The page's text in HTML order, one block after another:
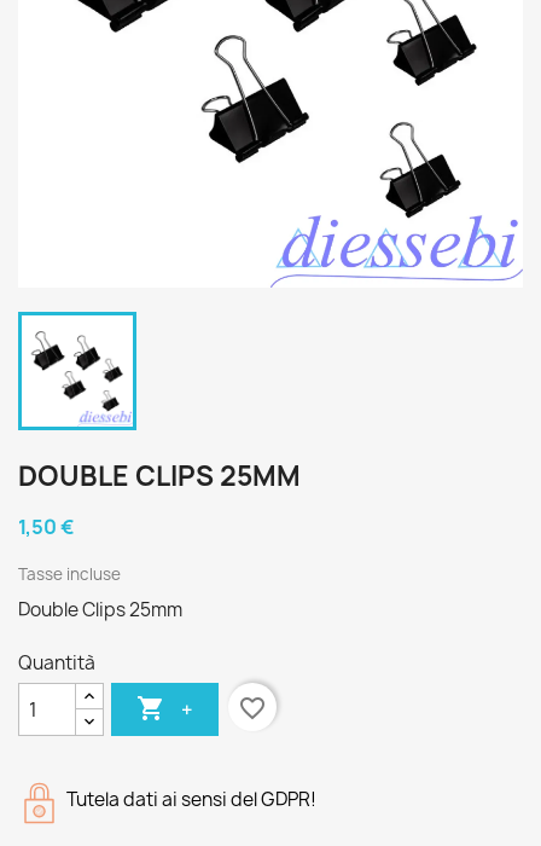
DOUBLE CLIPS 25MM
1,50 €
Tasse incluse
Double Clips 25mm
Quantità
 + favorite_border
Tutela dati ai sensi del GDPR!